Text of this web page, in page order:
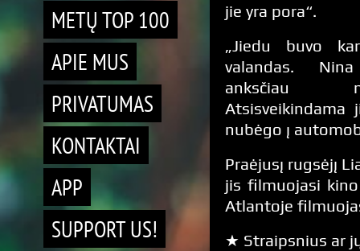
METŲ TOP 100
APIE MUS
PRIVATUMAS
KONTAKTAI
APP
SUPPORT US!
jie yra pora“.
„Jiedu buvo
valandas.
anksčiau
nubėgo į
Praėjusį rugsėjį
jis filmuojasi kino
Atlantoje
★ Straipsnius ar